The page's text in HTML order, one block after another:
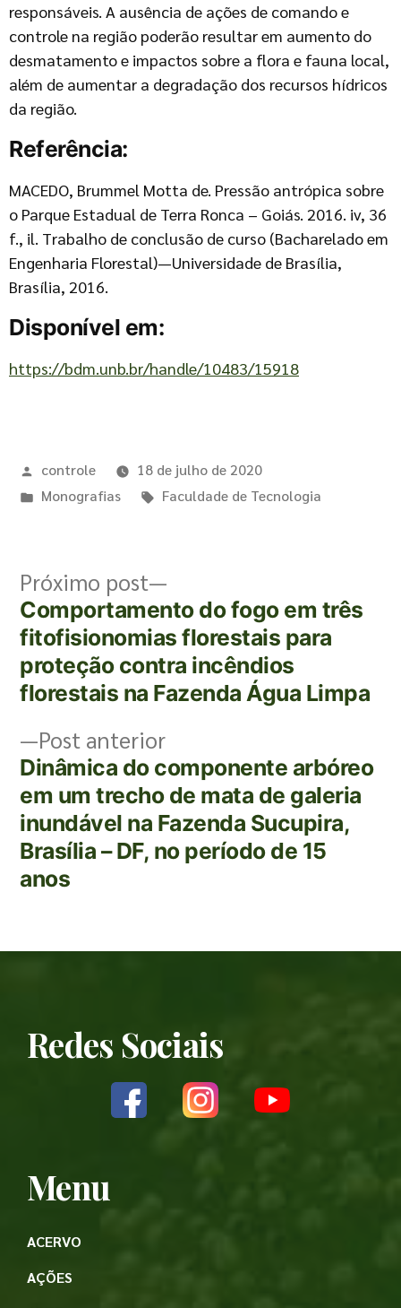
responsáveis. A ausência de ações de comando e
controle na região poderão resultar em aumento do
desmatamento e impactos sobre a flora e fauna local,
além de aumentar a degradação dos recursos hídricos
da região.
Referência:
MACEDO, Brummel Motta de. Pressão antrópica sobre
o Parque Estadual de Terra Ronca – Goiás. 2016. iv, 36
f., il. Trabalho de conclusão de curso (Bacharelado em
Engenharia Florestal)—Universidade de Brasília,
Brasília, 2016.
Disponível em:
https://bdm.unb.br/handle/10483/15918
controle
18 de julho de 2020
Monografias
Faculdade de Tecnologia
Post anterior
Dinâmica do componente arbóreo
em um trecho de mata de galeria
inundável na Fazenda Sucupira,
Brasília – DF, no período de 15
anos
Próximo post
Comportamento do fogo em três
fitofisionomias florestais para
proteção contra incêndios
florestais na Fazenda Água Limpa
Redes Sociais
Menu
ACERVO
AÇÕES